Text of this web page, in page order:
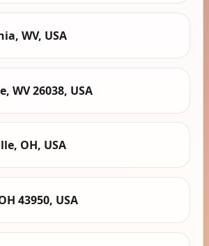
WV, USA
WV 26038, USA
OH, USA
43950, USA